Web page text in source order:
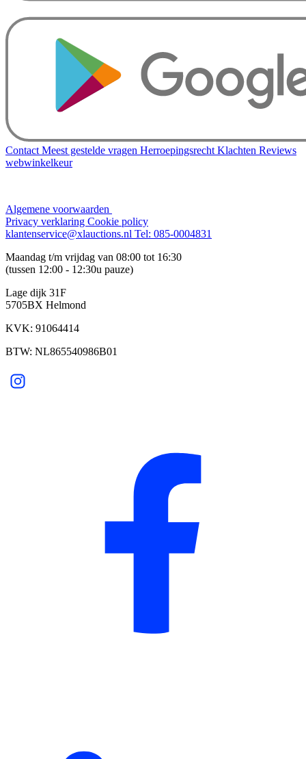
Contact Meest gestelde vragen Herroepingsrecht Klachten Reviews
webwinkelkeur
Algemene voorwaarden
Privacy verklaring Cookie policy
klantenservice@xlauctions.nl Tel: 085-0004831
Maandag t/m vrijdag van 08:00 tot 16:30
(tussen 12:00 - 12:30u pauze)
Lage dijk 31F
5705BX Helmond
KVK: 91064414
BTW: NL865540986B01